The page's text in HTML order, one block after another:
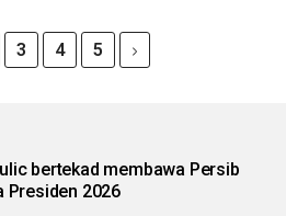
3 4 5
bertekad membawa Persib
Presiden 2026